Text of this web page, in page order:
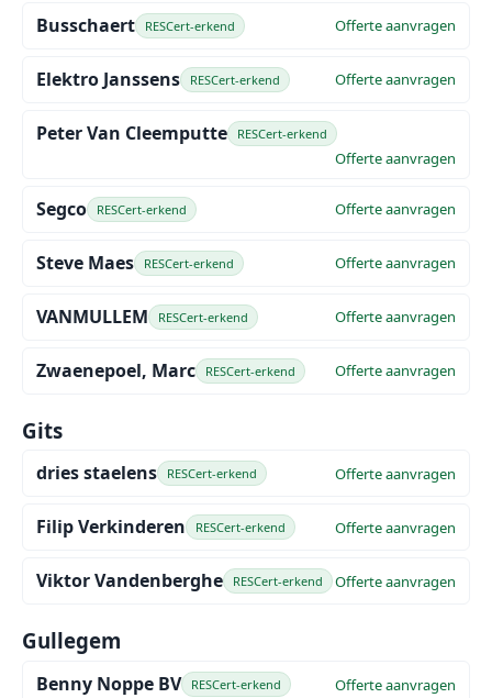
Busschaert RESCert-erkend Offerte aanvragen
Elektro Janssens RESCert-erkend Offerte aanvragen
Peter Van Cleemputte RESCert-erkend
Offerte aanvragen
Segco RESCert-erkend Offerte aanvragen
Steve Maes RESCert-erkend Offerte aanvragen
VANMULLEM RESCert-erkend Offerte aanvragen
Zwaenepoel, Marc RESCert-erkend Offerte aanvragen
Gits
dries staelens RESCert-erkend Offerte aanvragen
Filip Verkinderen RESCert-erkend Offerte aanvragen
Viktor Vandenberghe RESCert-erkend Offerte aanvragen
Gullegem
Benny Noppe BV RESCert-erkend Offerte aanvragen